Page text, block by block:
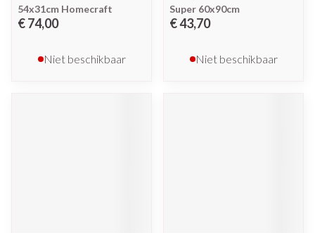
54x31cm Homecraft
€ 74,00
Niet beschikbaar
Super 60x90cm
€ 43,70
Niet beschikbaar